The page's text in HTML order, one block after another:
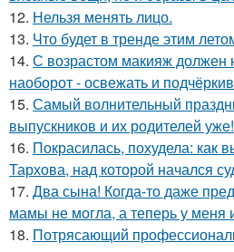
12. Нельзя менять лицо.
13. Что будет в тренде этим
14. С возрастом макияж должен
наоборот - освежать и
15. Самый волнительный
выпускников и их родителей уже!
16. Покрасилась, похудела: как
Тархова, над которой начался
17. Два сына! Когда-то даже
мамы не могла, а теперь у меня
18. Потрясающий